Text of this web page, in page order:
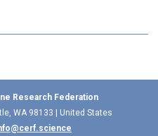
Research Federation
WA 98133 | United States